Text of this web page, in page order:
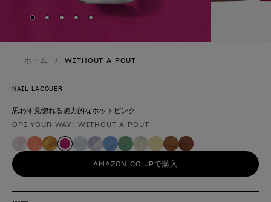
Skip to slide
Skip to slide
Skip to slide
Skip to slide
Skip to slide
ホーム WITHOUT A POUT
NAIL LACQUER
思わず見惚れる魅力的なホットピンク
製品形態
OPI YOUR WAY: WITHOUT A POUT
AMAZON.CO.JPで購入